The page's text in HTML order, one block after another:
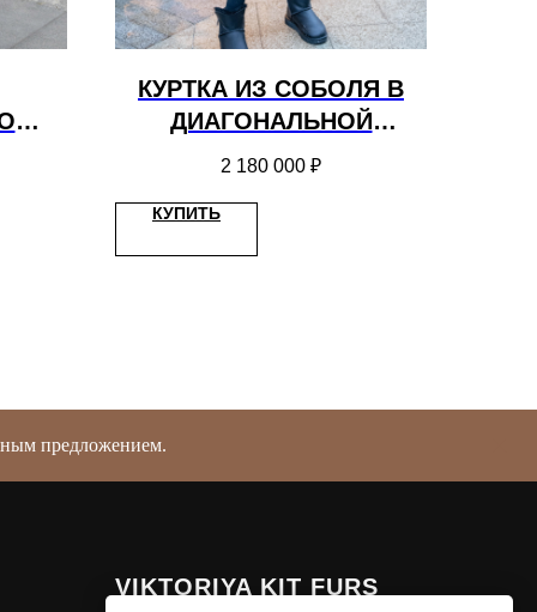
КУРТКА ИЗ СОБОЛЯ В
ДИАГОНАЛЬНОЙ
РАСКЛАДКЕ DARK
2 180 000 ₽
КУПИТЬ
предложением.
VIKTORIYA KIT FURS